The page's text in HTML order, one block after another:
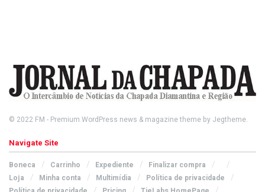
© 2022 FM - Premium WordPress news & magazine theme by Jegtheme.
Navigate Site
Boneca Carrinho Expediente
Finalizar compra
Loja
Minha conta Multimídia
Política de privacidade